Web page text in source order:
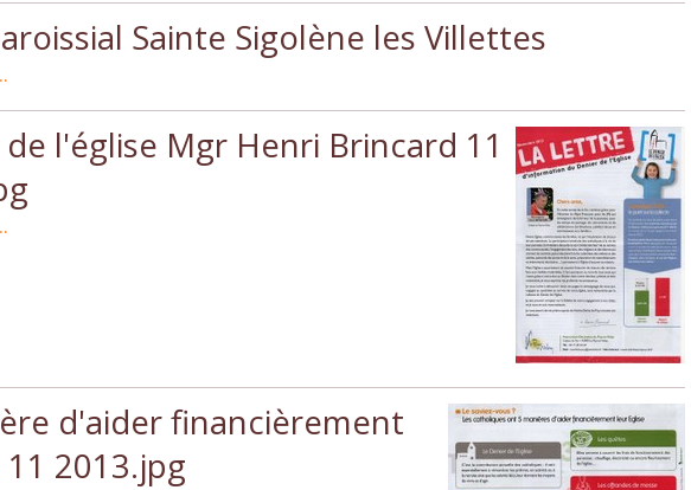
Sainte Sigolène les Villettes
l'église Mgr Henri Brincard 11
d'aider financièrement
11 2013.jpg